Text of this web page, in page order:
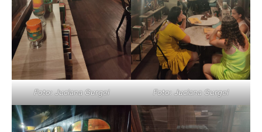
Foto: Juciana Gurgel Foto: Juciana Gurgel